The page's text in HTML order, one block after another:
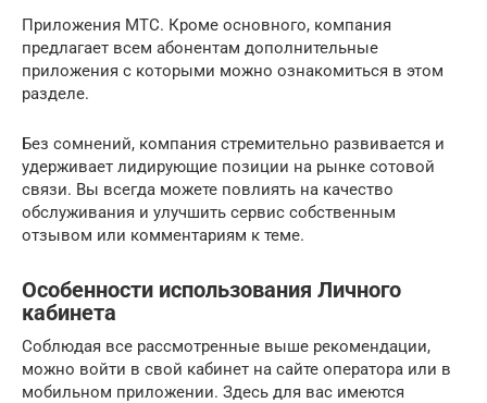
Приложения МТС. Кроме основного, компания
предлагает всем абонентам дополнительные
приложения с которыми можно ознакомиться в этом
разделе.
Без сомнений, компания стремительно развивается и
удерживает лидирующие позиции на рынке сотовой
связи. Вы всегда можете повлиять на качество
обслуживания и улучшить сервис собственным
отзывом или комментариям к теме.
Особенности использования Личного
кабинета
Соблюдая все рассмотренные выше рекомендации,
можно войти в свой кабинет на сайте оператора или в
мобильном приложении. Здесь для вас имеются